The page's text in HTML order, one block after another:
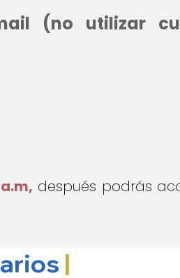
(no utilizar
después podrás
|